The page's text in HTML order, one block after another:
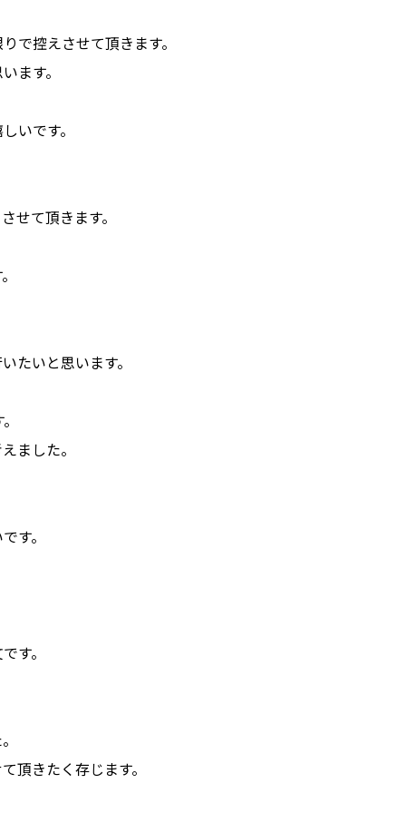
で控えさせて頂きます。
ます。
いです。
せて頂きます。
たいと思います。
ました。
す。
す。
頂きたく存じます。